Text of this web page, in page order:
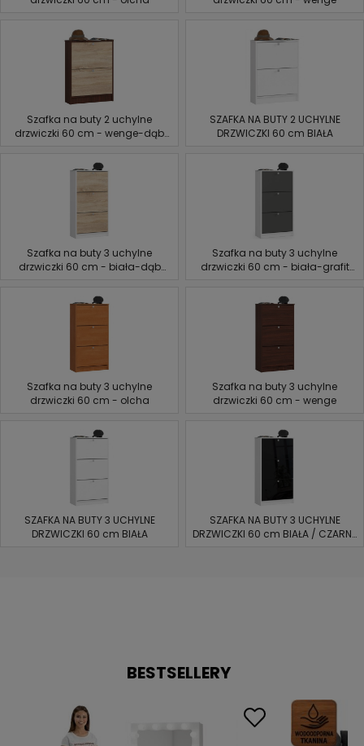
Szafka na buty 2 uchylne
drzwiczki 60 cm - wenge-dąb
SZAFKA NA BUTY 2 UCHYLNE
DRZWICZKI 60 cm BIAŁA
Szafka na buty 3 uchylne
drzwiczki 60 cm - biała-dąb
Szafka na buty 3 uchylne
drzwiczki 60 cm - biała-grafit
Szafka na buty 3 uchylne
drzwiczki 60 cm - olcha
Szafka na buty 3 uchylne
drzwiczki 60 cm - wenge
SZAFKA NA BUTY 3 UCHYLNE
DRZWICZKI 60 cm BIAŁA
SZAFKA NA BUTY 3 UCHYLNE
DRZWICZKI 60 cm BIAŁA / CZARNY
BESTSELLERY